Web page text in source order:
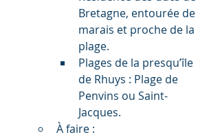
Bretagne, entourée de
marais et proche de la
plage.
Plages de la presqu’île
de Rhuys : Plage de
Penvins ou Saint-
Jacques.
À faire :